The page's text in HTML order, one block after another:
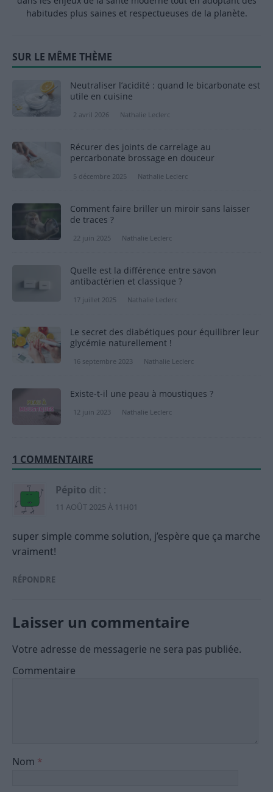
habitudes plus saines et respectueuses de la planète.
SUR LE MÊME THÈME
Neutraliser l’acidité : quand le bicarbonate est
utile en cuisine
2 avril 2026 Nathalie Leclerc
Récurer des joints de carrelage au
percarbonate brossage en douceur
5 décembre 2025 Nathalie Leclerc
Comment faire briller un miroir sans laisser
de traces ?
22 juin 2025 Nathalie Leclerc
Quelle est la différence entre savon
antibactérien et classique ?
17 juillet 2025 Nathalie Leclerc
Le secret des diabétiques pour équilibrer leur
glycémie naturellement !
16 septembre 2023 Nathalie Leclerc
Existe-t-il une peau à moustiques ?
12 juin 2023 Nathalie Leclerc
1 COMMENTAIRE
Pépito dit :
11 AOÛT 2025 À 11H01
super simple comme solution, j’espère que ça marche
vraiment!
RÉPONDRE
Laisser un commentaire
Votre adresse de messagerie ne sera pas publiée.
Commentaire
Nom *